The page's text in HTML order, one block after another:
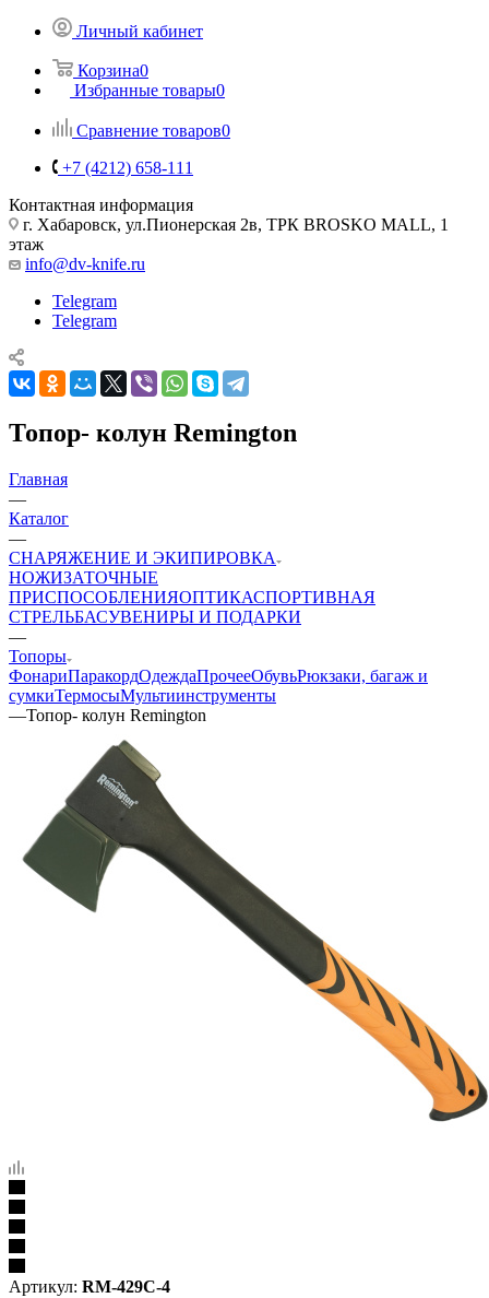
Личный кабинет
Корзина0
Избранные товары0
Сравнение товаров0
+7 (4212) 658-111
Контактная информация
г. Хабаровск, ул.Пионерская 2в, ТРК BROSKO MALL, 1
этаж
info@dv-knife.ru
Telegram
Telegram
Топор- колун Remington
Главная
—
Каталог
—
СНАРЯЖЕНИЕ И ЭКИПИРОВКА
НОЖИЗАТОЧНЫЕ
ПРИСПОСОБЛЕНИЯОПТИКАСПОРТИВНАЯ
СТРЕЛЬБАСУВЕНИРЫ И ПОДАРКИ
—
Топоры
ФонариПаракордОдеждаПрочееОбувьРюкзаки, багаж и
сумкиТермосыМультиинструменты
—Топор- колун Remington
Артикул: RM-429C-4